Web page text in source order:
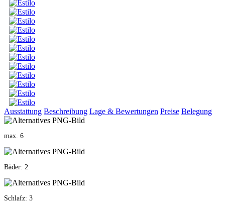
Ausstattung Beschreibung Lage & Bewertungen Preise Belegung
max. 6
Bäder: 2
Schlafz: 3